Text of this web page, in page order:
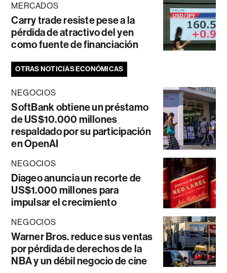
MERCADOS
Carry trade resiste pese a la
pérdida de atractivo del yen
como fuente de financiación
OTRAS NOTICIAS ECONÓMICAS
NEGOCIOS
SoftBank obtiene un préstamo
de US$10.000 millones
respaldado por su participación
en OpenAI
NEGOCIOS
Diageo anuncia un recorte de
US$1.000 millones para
impulsar el crecimiento
NEGOCIOS
Warner Bros. reduce sus ventas
por pérdida de derechos de la
NBA y un débil negocio de cine